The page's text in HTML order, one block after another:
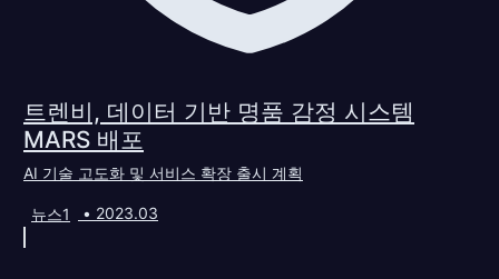
트렌비, 데이터 기반 명품 감정 시스템
MARS 배포
AI 기술 고도화 및 서비스 확장 출시 계획
뉴스1 • 2023.03